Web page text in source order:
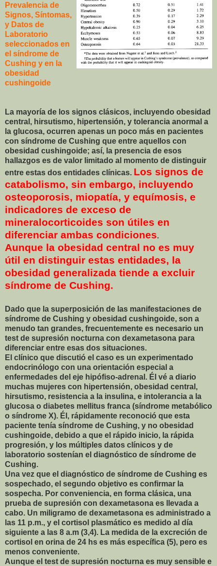
Prevalencia de
Signos, Síntomas,
y Datos de
Laboratorio
seleccionados en
el síndrome de
Cushing y en la
obesidad
cushingoide
La mayoría de los signos clásicos, incluyendo obesidad
central, hirsutismo, hipertensión, y tolerancia anormal a
la glucosa, ocurren apenas un poco más en pacientes
con síndrome de Cushing que entre aquellos con
obesidad cushingoide; así, la presencia de esos
hallazgos es de valor limitado al momento de distinguir
entre estas dos entidades clínicas. Los signos de
catabolismo, sin embargo, incluyendo
osteoporosis, miopatía, y equímosis, e
indicadores de exceso de
mineralocorticoides son útiles en
diferenciar ambas condiciones.
Aunque la obesidad central no es muy
útil en distinguir estas entidades, la
obesidad generalizada tiende a excluir
síndrome de Cushing.
Dado que la superposición de las manifestaciones de
síndrome de Cushing y obesidad cushingoide, son a
menudo tan grandes, frecuentemente es necesario un
test de supresión nocturna con dexametasona para
diferenciar entre esas dos situaciones.
El clínico que discutió el caso es un experimentado
endocrinólogo con una orientación especial a
enfermedades del eje hipófiso-adrenal. Él vé a diario
muchas mujeres con hipertensión, obesidad central,
hirsutismo, resistencia a la insulina, e intolerancia a la
glucosa o diabetes mellitus franca (síndrome metabólico
o síndrome X). Él, rápidamente reconoció que esta
paciente tenía síndrome de Cushing, y no obesidad
cushingoide, debido a que el rápido inicio, la rápida
progresión, y los múltiples datos clínicos y de
laboratorio sostenían el diagnóstico de síndrome de
Cushing.
Una vez que el diagnóstico de síndrome de Cushing es
sospechado, el segundo objetivo es confirmar la
sospecha. Por conveniencia, en forma clásica, una
prueba de supresión con dexametasona es llevada a
cabo. Un miligramo de dexametasona es administrado a
las 11 p.m., y el cortisol plasmático es medido al día
siguiente a las 8 a.m (3,4). La medida de la excreción de
cortisol en orina de 24 hs es más específica (5), pero es
menos conveniente.
Aunque el test de supresión nocturna es muy sensible e